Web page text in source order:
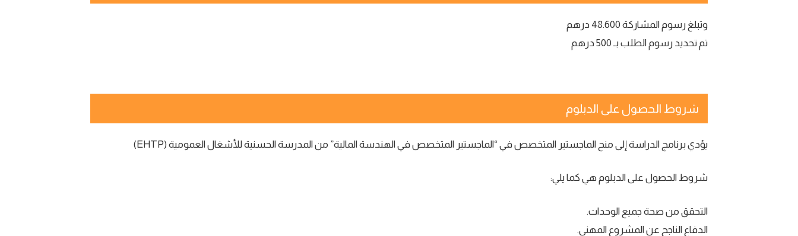
وتبلغ رسوم المشاركة 48.600 درهم
تم تحديد رسوم الطلب بـ 500 درهم
شروط الحصول على الدبلوم
يؤدي برنامج الدراسة إلى منح الماجستير المتخصص في “الماجستير المتخصص في الهندسة المالية” من المدرسة الحسنية للأشغال العمومية (EHTP)
شروط الحصول على الدبلوم هي كما يلي:
التحقق من صحة جميع الوحدات.
الدفاع الناجح عن المشروع المهني.